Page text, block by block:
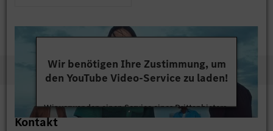
Wir benötigen Ihre Zustimmung, um
den YouTube Video-Service zu laden!
Wir verwenden einen Service eines Drittanbieters,
um Videoinhalte einzubetten. Dieser Service kann
Kontakt